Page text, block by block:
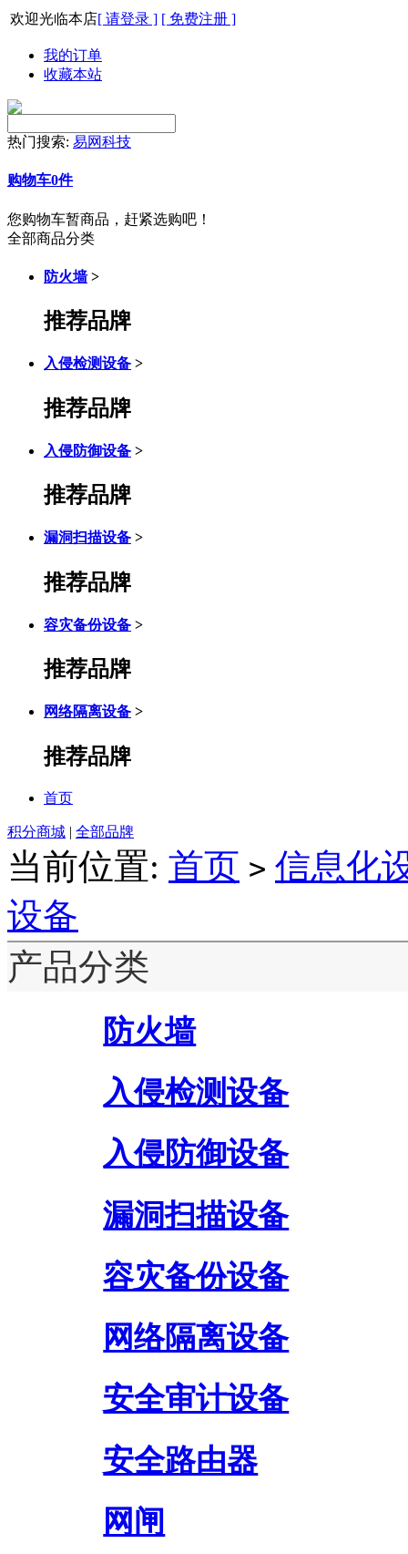
欢迎光临本店[ 请登录 ] [ 免费注册 ]
我的订单
收藏本站
热门搜索: 易网科技
购物车0件
您购物车暂商品，赶紧选购吧！
全部商品分类
防火墙 >
推荐品牌
入侵检测设备 >
推荐品牌
入侵防御设备 >
推荐品牌
漏洞扫描设备 >
推荐品牌
容灾备份设备 >
推荐品牌
网络隔离设备 >
推荐品牌
首页
积分商城 | 全部品牌
当前位置: 首页 > 信息化
设备
产品分类
防火墙
入侵检测设备
入侵防御设备
漏洞扫描设备
容灾备份设备
网络隔离设备
安全审计设备
安全路由器
网闸